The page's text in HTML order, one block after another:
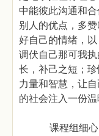
中能彼此沟通和
别人的优点，多
好自己的情绪
调伏自己那可我
长，补己之短；
力量和智慧，让
的社会注入一份温
课程组细心的